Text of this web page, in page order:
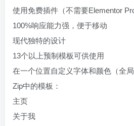
使用免费插件（不需要Elementor Pro
100%响应能力强，便于移动
现代独特的设计
13个以上预制模板可供使用
在一个位置自定义字体和颜色（全局
Zip中的模板：
主页
关于我